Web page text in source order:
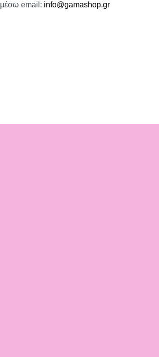
μέσω email: info@gamashop.gr